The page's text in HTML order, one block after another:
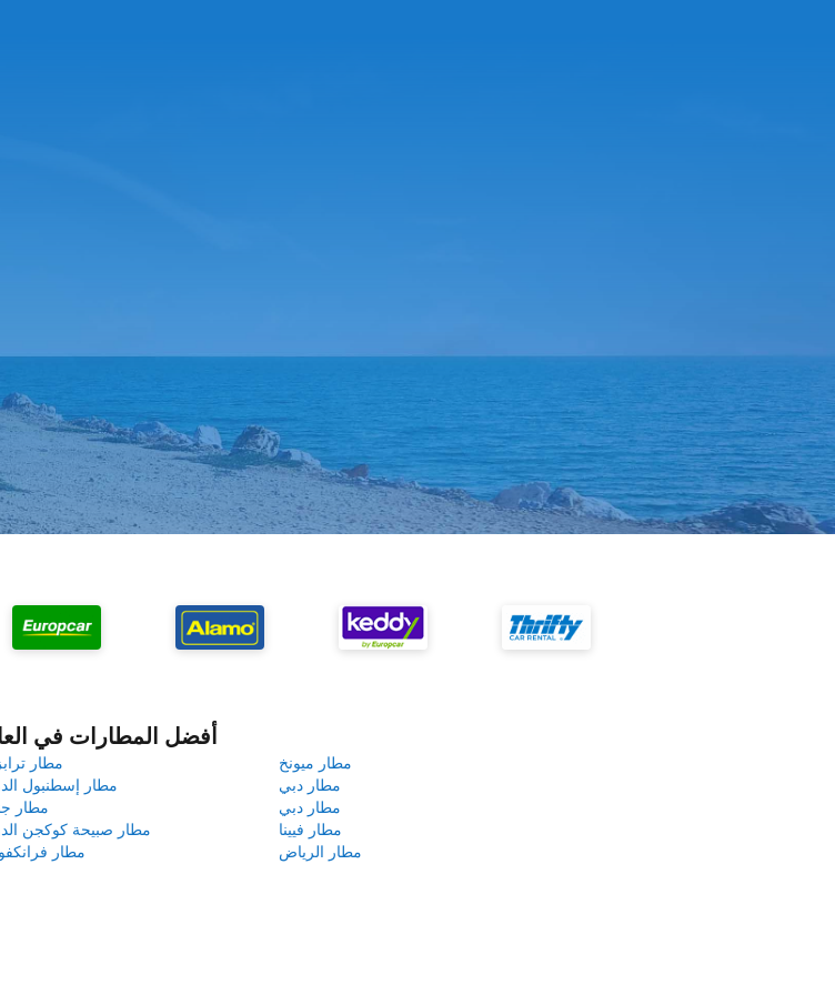
أفضل المطارات في
مطار
مطار ميونخ
مطار إسطنبول
مطار دبي
مطار
مطار دبي
مطار صبيحة كوكجن
مطار فيينا
مطار
مطار الرياض